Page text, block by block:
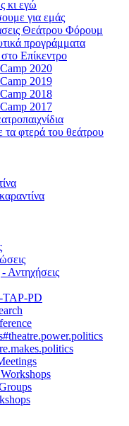
κι εγώ
για εμάς
Θεάτρου Φόρουμ
προγράμματα
Επίκεντρο
2020
2019
2018
2017
φτερά του θεάτρου
Αντηχήσεις
TAP-PD